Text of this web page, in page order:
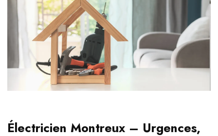
Électricien Montreux – Urgences,